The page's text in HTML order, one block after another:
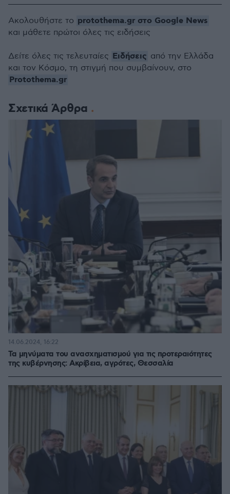
Σχετικά Άρθρα
Τα μηνύματα του ανασχηματισμού για τις προτεραιότητες
της κυβέρνησης: Ακρίβεια, αγρότες, Θεσσαλία
14.06.2024, 16:22
Ακολουθήστε το protothema.gr στο Google News
και μάθετε πρώτοι όλες τις ειδήσεις
Δείτε όλες τις τελευταίες Ειδήσεις από την Ελλάδα
και τον Κόσμο, τη στιγμή που συμβαίνουν, στο
Protothema.gr